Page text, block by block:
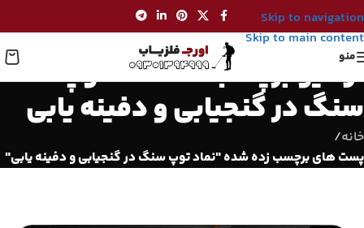
Skip to navigation
Skip to main content
منو
آرشیو برچسب ها: نماد توپ
سنگ در گنجیابی و دفینه یابی
خانه/
پست های برچسب زده شده "نماد توپ سنگ در گنجیابی و دفینه یابی"